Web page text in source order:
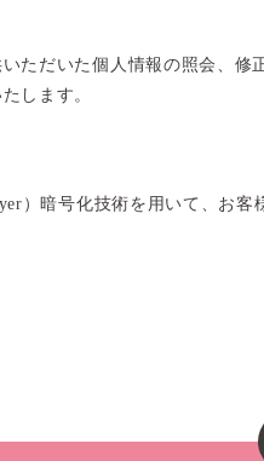
ただいた個人情報の照会、
します。
）暗号化技術を用いて、お